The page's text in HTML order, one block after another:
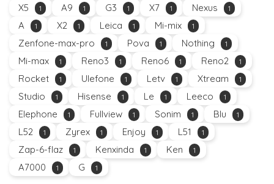
X5 1 A9 1 G3 1 X7 1 Nexus 1
A 1 X2 1 Leica 1 Mi-mix 1
Zenfone-max-pro 1 Pova 1 Nothing 1
Mi-max 1 Reno3 1 Reno6 1 Reno2 1
Rocket 1 Ulefone 1 Letv 1 Xtream 1
Studio 1 Hisense 1 Le 1 Leeco 1
Elephone 1 Fullview 1 Sonim 1 Blu 1
L52 1 Zyrex 1 Enjoy 1 L51 1
Zap-6-flaz 1 Kenxinda 1 Ken 1
A7000 1 G 1